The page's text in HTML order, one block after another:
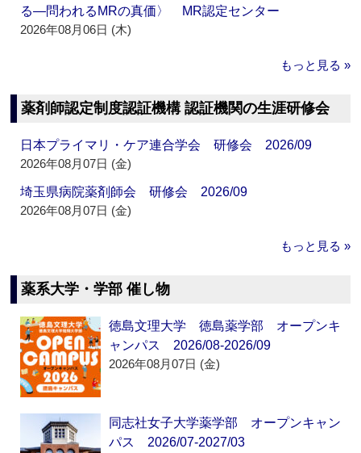
る―問われるMRの真価〉 MR認定センター
2026年08月06日 (木)
もっと見る »
薬剤師認定制度認証機構 認証機関の生涯研修会
日本プライマリ・ケア連合学会 研修会 2026/09
2026年08月07日 (金)
埼玉県病院薬剤師会 研修会 2026/09
2026年08月07日 (金)
もっと見る »
薬系大学・学部 催し物
徳島文理大学 徳島薬学部 オープンキ
ャンパス 2026/08-2026/09
2026年08月07日 (金)
同志社女子大学薬学部 オープンキャン
パス 2026/07-2027/03